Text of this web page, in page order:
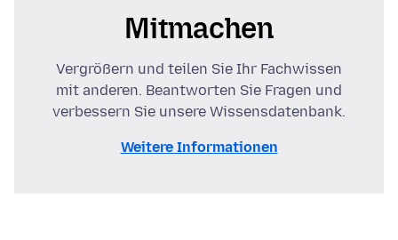
Mitmachen
Vergrößern und teilen Sie Ihr Fachwissen
mit anderen. Beantworten Sie Fragen und
verbessern Sie unsere Wissensdatenbank.
Weitere Informationen